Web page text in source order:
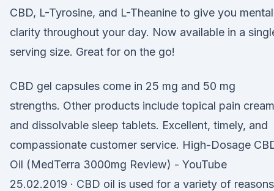
CBD, L-Tyrosine, and L-Theanine to give you mental
clarity throughout your day. Now available in a
serving size. Great for on the go!
CBD gel capsules come in 25 mg and 50 mg
strengths. Other products include topical pain cream
and dissolvable sleep tablets. Excellent, timely, and
compassionate customer service. High-Dosage
Oil (MedTerra 3000mg Review) - YouTube
25.02.2019 · CBD oil is used for a variety of